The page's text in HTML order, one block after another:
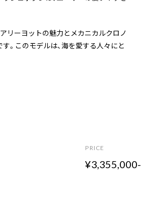
リーヨットの魅力とメカニカルクロノ
。このモデルは、海を愛する人々にと
P RI CE
¥3,355,000-